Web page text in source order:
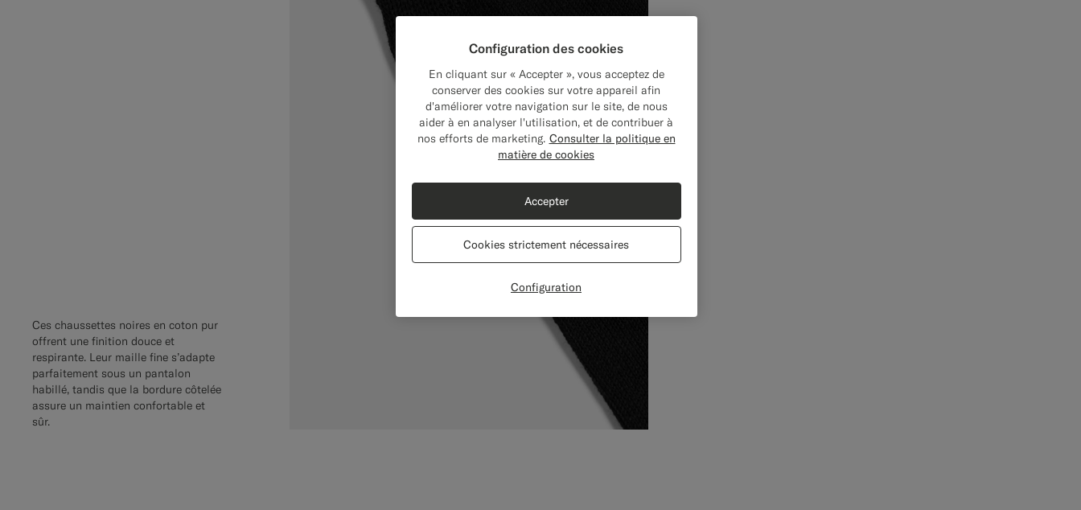
Ces chaussettes noires en coton pur
offrent une finition douce et
respirante. Leur maille fine s’adapte
parfaitement sous un pantalon
habillé, tandis que la bordure côtelée
assure un maintien confortable et
sûr.
Configuration des cookies
En cliquant sur « Accepter », vous acceptez de
conserver des cookies sur votre appareil afin
d'améliorer votre navigation sur le site, de nous
aider à en analyser l'utilisation, et de contribuer à
nos efforts de marketing. Consulter la politique en
matière de cookies
Configuration
Cookies strictement nécessaires
Accepter